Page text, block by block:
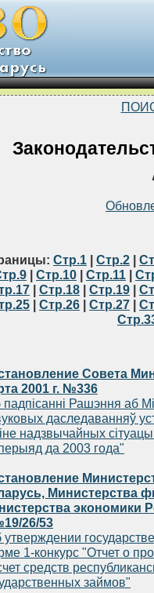
Стр.1 | Стр.2 |
| Стр.10 | Стр.11 |
| Стр.18 | Стр.19 |
| Стр.26 | Стр.27 |
Совета
2001 г. №336
падпiсаннi Рашэння аб
даследаванняў
надзвычайных
да 2003 года"
Министерства
экономики
26/53
1-конкурс "Отчет о
средств
займов"